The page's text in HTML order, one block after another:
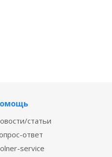
статьи
ответ
service